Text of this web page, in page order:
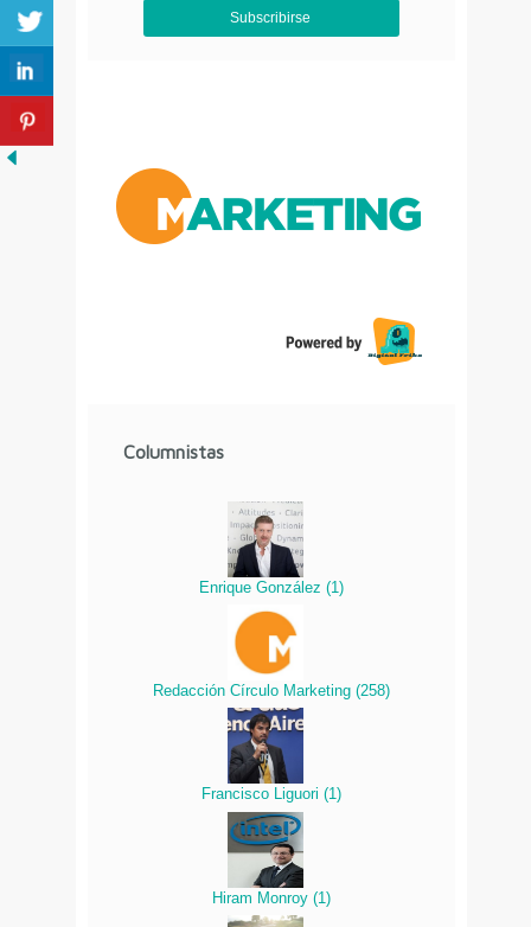
Columnistas
Enrique González (1)
Redacción Círculo Marketing (258)
Francisco Liguori (1)
Hiram Monroy (1)